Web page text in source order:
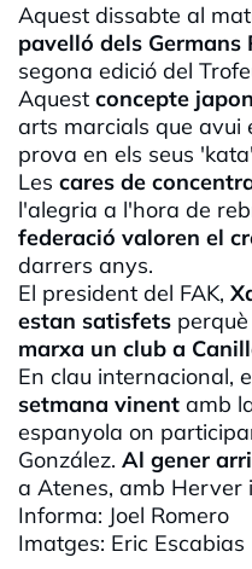
Aquest dissabte al
pavelló dels Germans
segona edició del
Aquest concepte
arts marcials que avui
prova en els seus 'kata
Les cares de
l'alegria a l'hora de
federació valoren el
darrers anys.
El president del FAK,
estan satisfets
marxa un club a
En clau internacional,
setmana vinent amb
espanyola on
González. Al gener
a Atenes, amb Herver i
Informa: Joel Romero
Imatges: Eric Escabias